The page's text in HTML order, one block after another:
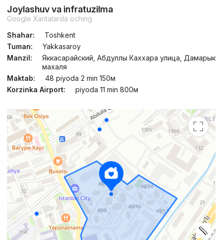
Joylashuv va infratuzilma
Google Xaritalarda oching
Shahar:
Toshkent
Tuman:
Yakkasaroy
Manzil:
Яккасарайский, Абдуллы Каххара улица, Дамарык
махаля
Maktab:
48 piyoda 2 min 150м
Korzinka Airport:
piyoda 11 min 800м